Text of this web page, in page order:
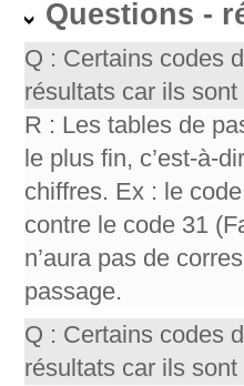
Questions -
Q : Certains codes
résultats car ils
R : Les tables de
le plus fin, c’est-à-
chiffres. Ex : le
contre le code 31
n’aura pas de
passage.
Q : Certains codes
résultats car ils